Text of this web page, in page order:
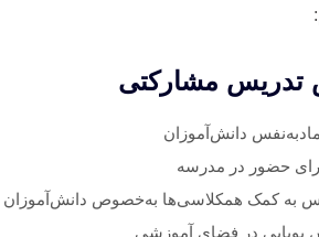
تدریس مشارکتی
دانش‌آموزان
حضور در مدرسه
به کمک همکلاسی‌ها به‌خصوص دانش‌آموزان
پویایی در فضای آموزشی